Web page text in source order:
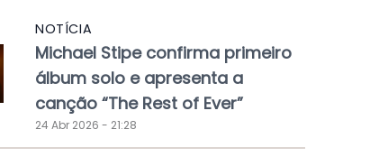
NOTÍCIA
Michael Stipe confirma primeiro
álbum solo e apresenta a
canção “The Rest of Ever”
24 Abr 2026 - 21:28